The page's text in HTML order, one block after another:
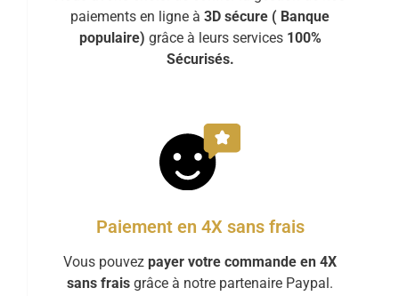
paiements en ligne à 3D sécure ( Banque
populaire) grâce à leurs services 100%
Sécurisés.
Paiement en 4X sans frais
Vous pouvez payer votre commande en 4X
sans frais grâce à notre partenaire Paypal.